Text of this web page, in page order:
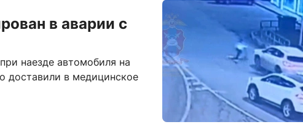
в аварии с
наезде автомобиля на
доставили в медицинское